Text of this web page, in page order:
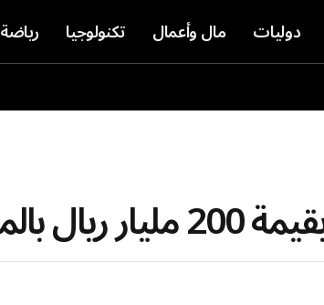
دوليات مال وأعمال تكنولوجيا رياضة